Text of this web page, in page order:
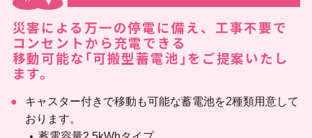
災害による万一の停電に備え、工事不要で
コンセントから充電できる
移動可能な｢可搬型蓄電池｣をご提案いたし
ます。
キャスター付きで移動も可能な蓄電池を2種類用意して
おります。